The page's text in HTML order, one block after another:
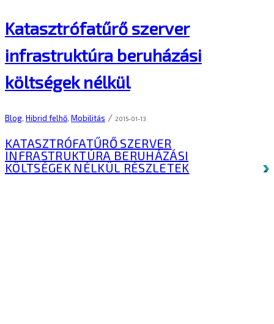
Katasztrófatűrő szerver
infrastruktúra beruházási
költségek nélkül
Blog, Hibrid felhő, Mobilitás / 2015-01-13
KATASZTRÓFATŰRŐ SZERVER
INFRASTRUKTÚRA BERUHÁZÁSI
KÖLTSÉGEK NÉLKÜL RÉSZLETEK